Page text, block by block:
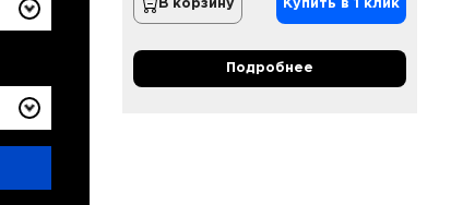
В корзину Купить в 1 клик
Подробнее